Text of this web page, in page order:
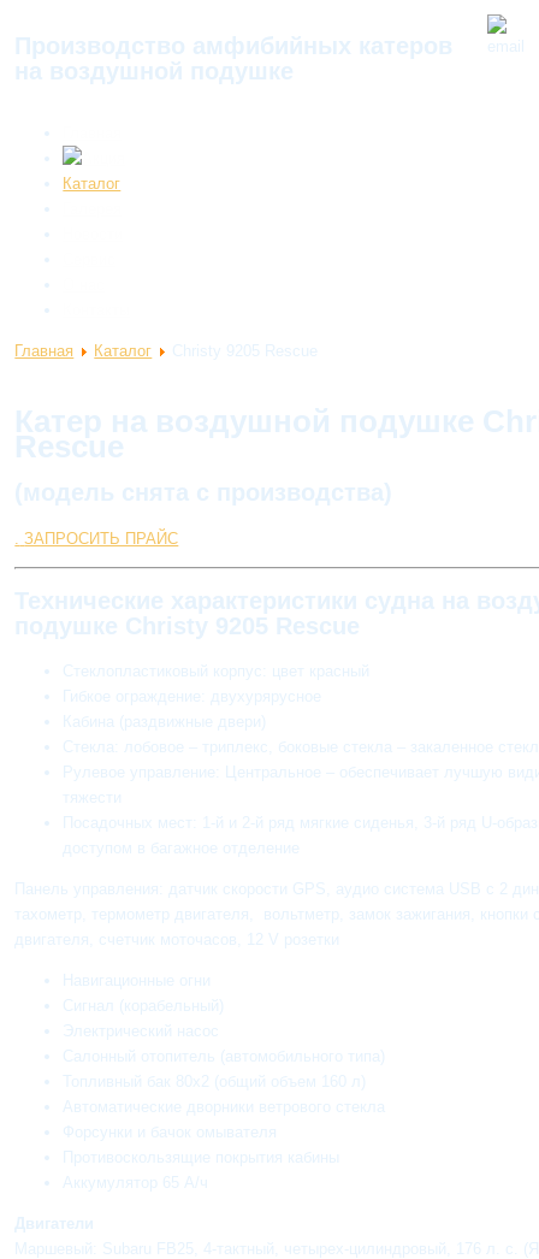
Производство амфибийных катеров
на воздушной подушке
Каталог
Главная Каталог Christy 9205 Rescue
Катер на воздушной подушке
Rescue
(модель снята с производства)
ЗАПРОСИТЬ ПРАЙС
Технические характеристики судна на
подушке Christy 9205 Rescue
Стеклопластиковый корпус: цвет красный
Гибкое ограждение: двухурярусное
Кабина (раздвижные двери)
Стекла: лобовое – триплекс, боковые стекла – закаленное
Рулевое управление: Центральное – обеспечивает лучшую
тяжести
Посадочных мест: 1-й и 2-й ряд мягкие сиденья, 3-й ряд U-
доступом в багажное отделение
Панель управления: датчик скорости GPS, аудио система USB с 2
тахометр, термометр двигателя, вольтметр, замок зажигания, кнопки
двигателя, счетчик моточасов, 12 V розетки
Навигационные огни
Сигнал (корабельный)
Электрический насос
Салонный отопитель (автомобильного типа)
Топливный бак 80x2 (общий объем 160 л)
Автоматические дворники ветрового стекла
Форсунки и бачок омывателя
Противоскользящие покрытия кабины
Аккумулятор 65 А/ч
Двигатели
Маршевый: Subaru FB25, 4-тактный, четырех-цилиндровый, 176 л. с.